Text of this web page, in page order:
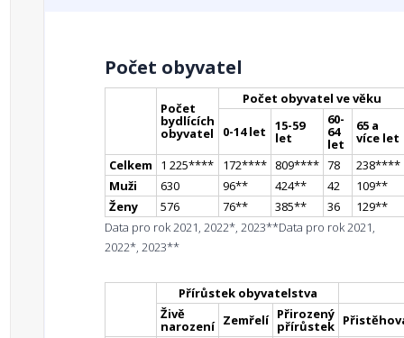
Počet obyvatel
Počet
bydlících
obyvatel
Počet obyvatel ve věku
0-14 let 15-59
let
60-
64
let
65 a
více let
Celkem
1 225**** 172**** 809**** 78 238****
Muži
630 96** 424** 42 109**
Ženy
576 76** 385** 36 129**
Data pro rok 2021, 2022*, 2023**Data pro rok 2021,
2022*, 2023**
Přírůstek obyvatelstva
Živě
narození Zemřelí Přirozený
přírůstek